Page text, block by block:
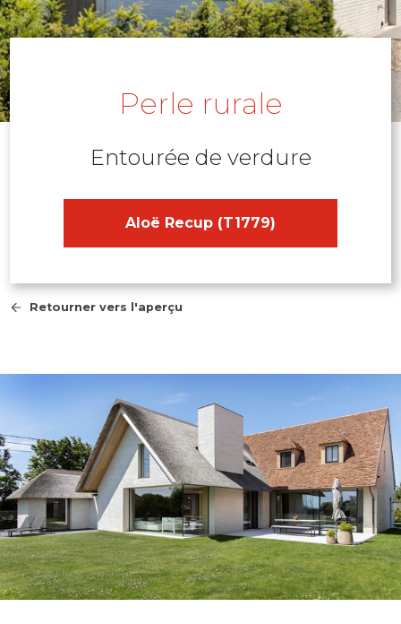
Perle rurale
Entourée de verdure
Aloë Recup (T1779)
Retourner vers l'aperçu